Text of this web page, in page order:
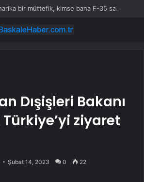
Dışişleri Bakanı
ziyaret
Şubat 14, 2023 0 22